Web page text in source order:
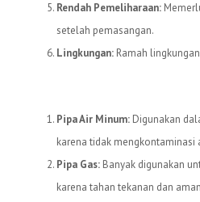
Rendah Pemeliharaan:
setelah pemasangan.
Lingkungan: Ramah
Pipa Air Minum: Digunakan
karena tidak mengkontaminasi
Pipa Gas: Banyak digunakan
karena tahan tekanan dan